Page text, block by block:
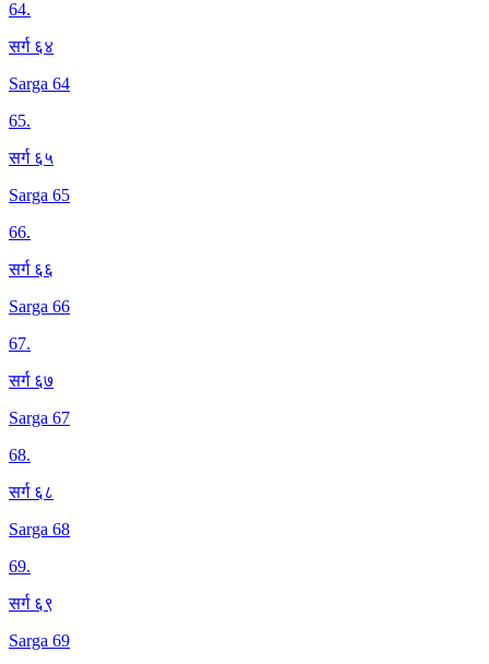
64.
सर्ग ६४
Sarga 64
65.
सर्ग ६५
Sarga 65
66.
सर्ग ६६
Sarga 66
67.
सर्ग ६७
Sarga 67
68.
सर्ग ६८
Sarga 68
69.
सर्ग ६९
Sarga 69